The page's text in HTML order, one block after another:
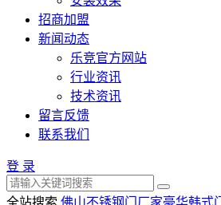
招商加盟
新闻动态
乐竞官方网站
行业资讯
技术资讯
留言反馈
联系我们
登 录